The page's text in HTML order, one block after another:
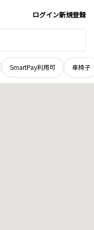
ログイン新規登録
SmartPay利用可 車椅子